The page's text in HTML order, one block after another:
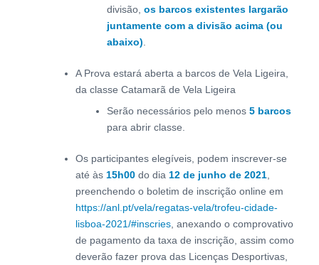
divisão, os barcos existentes largarão
juntamente com a divisão acima (ou
abaixo)
A Prova estará aberta a barcos de Vela Ligeira,
da classe Catamarã de Vela Ligeira
Serão necessários pelo menos 5 barcos
para abrir classe.
Os participantes elegíveis, podem inscrever-se
até às 15h00do dia 12 de junho de 2021,
preenchendo o boletim de inscrição online em
https://anl.pt/vela/regatas-vela/trofeu-cidade-
lisboa-2021/#inscries, anexando o comprovativo
de pagamento da taxa de inscrição, assim como
deverão fazer prova das Licenças Desportivas,